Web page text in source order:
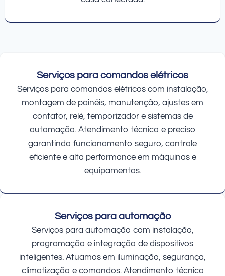
Serviços para comandos elétricos
Serviços para comandos elétricos com instalação,
montagem de painéis, manutenção, ajustes em
contator, relé, temporizador e sistemas de
automação. Atendimento técnico e preciso
garantindo funcionamento seguro, controle
eficiente e alta performance em máquinas e
equipamentos.
Serviços para automação
Serviços para automação com instalação,
programação e integração de dispositivos
inteligentes. Atuamos em iluminação, segurança,
climatização e comandos. Atendimento técnico